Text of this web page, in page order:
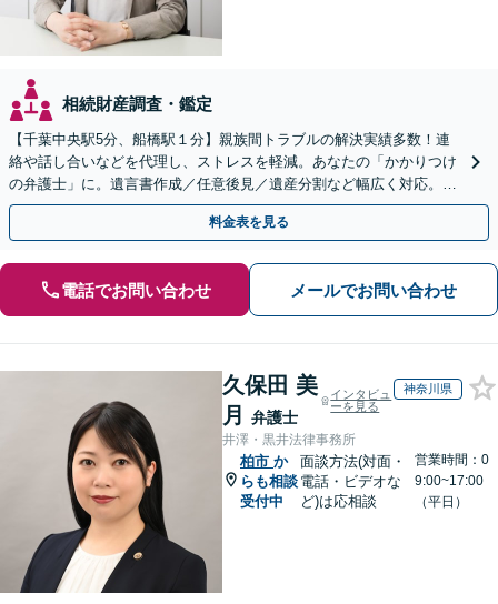
相続財産調査・鑑定
【千葉中央駅5分、船橋駅１分】親族間トラブルの解決実績多数！連
絡や話し合いなどを代理し、ストレスを軽減。あなたの「かかりつけ
の弁護士」に。遺言書作成／任意後見／遺産分割など幅広く対応。お
気軽にご相談ください！【初回来所相談30分無料】
料金表を見る
電話でお問い合わせ メールでお問い合わせ
久保田 美
月
弁護士
インタビュ
ーを見る
神奈川県
井澤・黒井法律事務所
柏市 か
らも相談
受付中
面談方法(対面・
電話・ビデオな
ど)は応相談
営業時間：0
9:00~17:00
（平日）